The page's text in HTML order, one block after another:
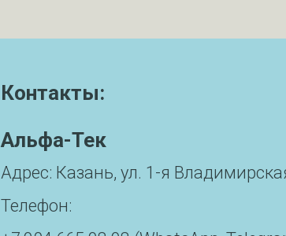
Контакты:
Альфа-Тек
Адрес: Казань, ул. 1-я
Телефон: